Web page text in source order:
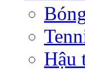
Hậu